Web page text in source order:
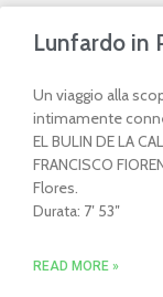
Lunfardo in
Un viaggio alla
intimamente
EL BULIN DE LA
FRANCISCO
Flores.
Durata: 7′ 53″
READ MORE »